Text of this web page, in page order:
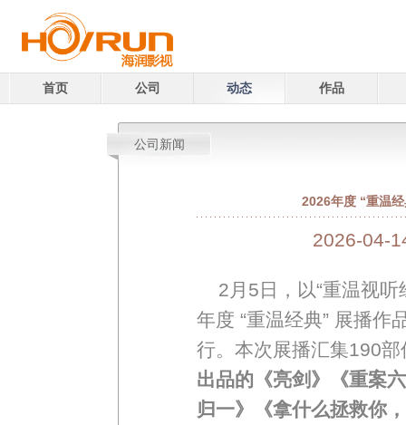
首页 公司 动态 作品
公司新闻
2026年度 “重温
2026-04-
2月5日，以“重温视
年度 “重温经典” 展播作
行。本次展播汇集190
出品的《亮剑》《重案
归一》《拿什么拯救你